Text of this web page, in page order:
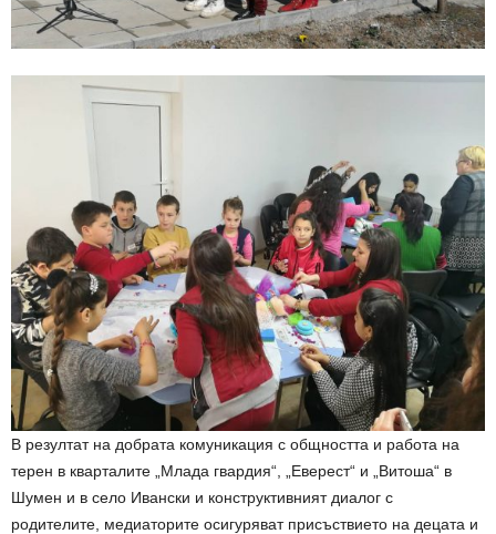
В резултат на добрата комуникация с общността и работа на
терен в кварталите „Млада гвардия“, „Еверест“ и „Витоша“ в
Шумен и в село Ивански и конструктивният диалог с
родителите, медиаторите осигуряват присъствието на децата и